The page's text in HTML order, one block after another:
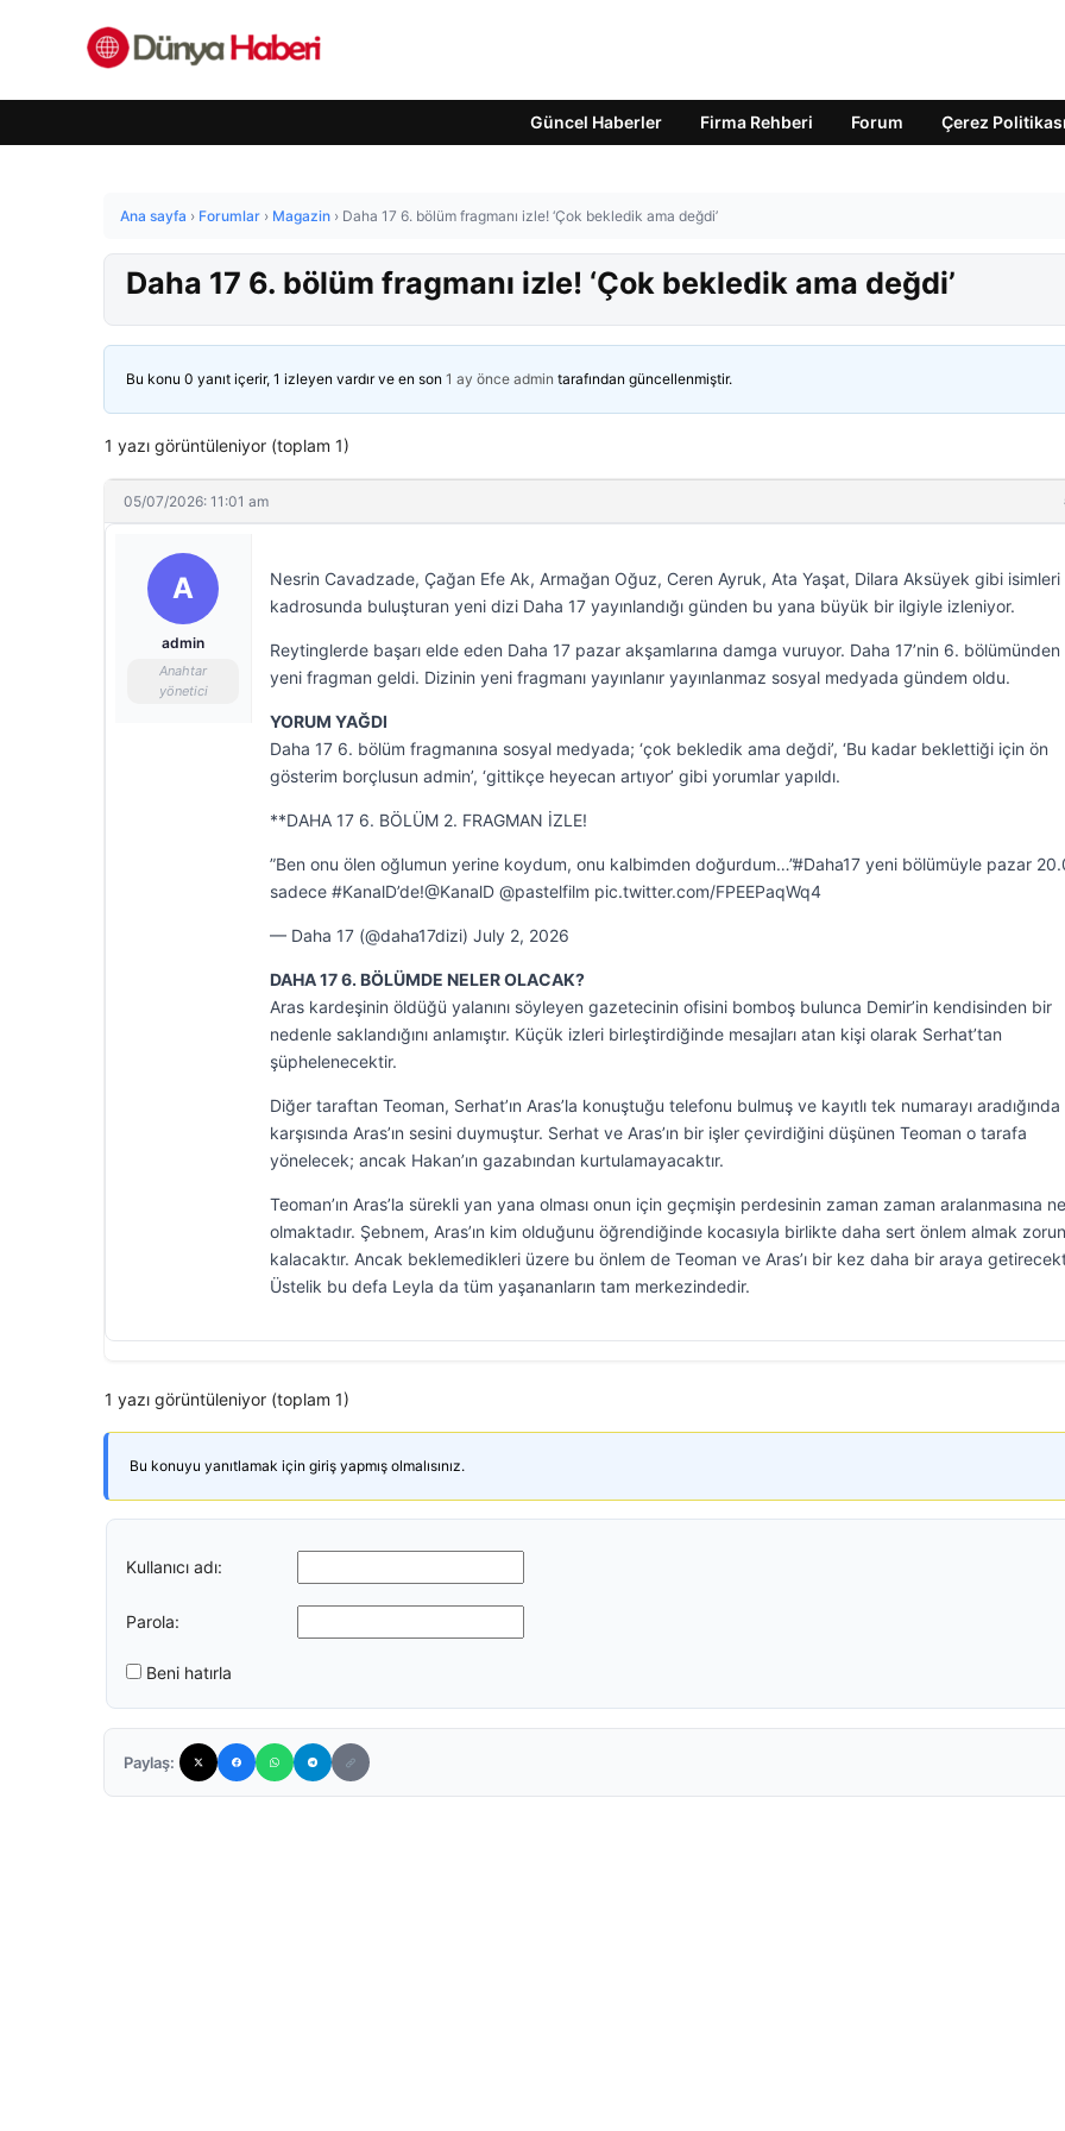
Güncel Haberler Firma Rehberi Forum Çerez Politikası
Ana sayfa › Forumlar › Magazin › Daha 17 6. bölüm fragmanı izle! ‘Çok bekledik ama değdi’
Daha 17 6. bölüm fragmanı izle! ‘Çok bekledik ama değdi’
Bu konu 0 yanıt içerir, 1 izleyen vardır ve en son 1 ay önce admin tarafından güncellenmiştir.
1 yazı görüntüleniyor (toplam 1)
05/07/2026: 11:01 am
A
admin
Anahtar
yönetici
Nesrin Cavadzade, Çağan Efe Ak, Armağan Oğuz, Ceren Ayruk, Ata Yaşat, Dilara Aksüyek gibi isimleri
kadrosunda buluşturan yeni dizi Daha 17 yayınlandığı günden bu yana büyük bir ilgiyle izleniyor.
Reytinglerde başarı elde eden Daha 17 pazar akşamlarına damga vuruyor. Daha 17’nin 6. bölümünden
yeni fragman geldi. Dizinin yeni fragmanı yayınlanır yayınlanmaz sosyal medyada gündem oldu.
YORUM YAĞDI
Daha 17 6. bölüm fragmanına sosyal medyada; ‘çok bekledik ama değdi’, ‘Bu kadar beklettiği için ön
gösterim borçlusun admin’, ‘gittikçe heyecan artıyor’ gibi yorumlar yapıldı.
**DAHA 17 6. BÖLÜM 2. FRAGMAN İZLE!
”Ben onu ölen oğlumun yerine koydum, onu kalbimden doğurdum…”#Daha17 yeni bölümüyle pazar
sadece #KanalD’de!@KanalD @pastelfilm pic.twitter.com/FPEEPaqWq4
— Daha 17 (@daha17dizi) July 2, 2026
DAHA 17 6. BÖLÜMDE NELER OLACAK?
Aras kardeşinin öldüğü yalanını söyleyen gazetecinin ofisini bomboş bulunca Demir’in kendisinden bir
nedenle saklandığını anlamıştır. Küçük izleri birleştirdiğinde mesajları atan kişi olarak Serhat’tan
şüphelenecektir.
Diğer taraftan Teoman, Serhat’ın Aras’la konuştuğu telefonu bulmuş ve kayıtlı tek numarayı aradığında
karşısında Aras’ın sesini duymuştur. Serhat ve Aras’ın bir işler çevirdiğini düşünen Teoman o tarafa
yönelecek; ancak Hakan’ın gazabından kurtulamayacaktır.
Teoman’ın Aras’la sürekli yan yana olması onun için geçmişin perdesinin zaman zaman aralanmasına
olmaktadır. Şebnem, Aras’ın kim olduğunu öğrendiğinde kocasıyla birlikte daha sert önlem almak
kalacaktır. Ancak beklemedikleri üzere bu önlem de Teoman ve Aras’ı bir kez daha bir araya
Üstelik bu defa Leyla da tüm yaşananların tam merkezindedir.
1 yazı görüntüleniyor (toplam 1)
Bu konuyu yanıtlamak için giriş yapmış olmalısınız.
Kullanıcı adı:
Parola:
Beni hatırla
Paylaş: